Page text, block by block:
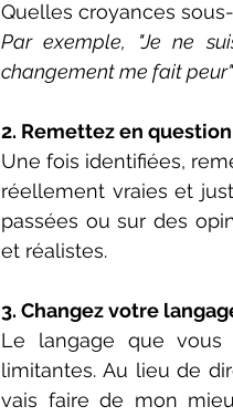
Quelles croyances
Par exemple, "Je ne
changement me fait peur"
2. Remettez en
Une fois identifiées,
réellement vraies et
passées ou sur des
et réalistes.
3. Changez votre
Le langage que vous
limitantes. Au lieu de
vais faire de mon